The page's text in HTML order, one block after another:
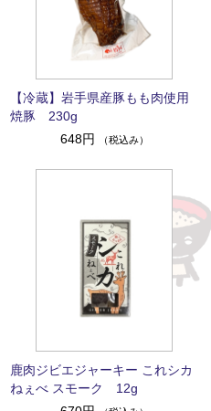
【冷蔵】岩手県産豚もも肉使用
焼豚 230g
648円
（税込み）
鹿肉ジビエジャーキー これシカ
ねぇべ スモーク 12g